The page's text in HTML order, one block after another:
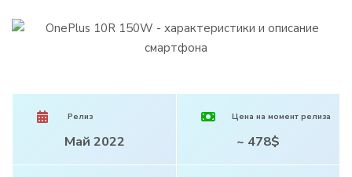
Релиз
Май 2022
Цена на момент релиза
~ 478$